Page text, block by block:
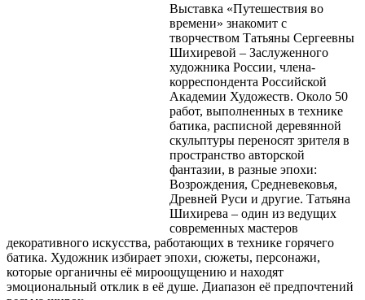
Выставка «Путешествия во
времени» знакомит с
творчеством Татьяны Сергеевны
Шихиревой – Заслуженного
художника России, члена-
корреспондента Российской
Академии Художеств. Около 50
работ, выполненных в технике
батика, расписной деревянной
скульптуры переносят зрителя в
пространство авторской
фантазии, в разные эпохи:
Возрождения, Средневековья,
Древней Руси и другие. Татьяна
Шихирева – один из ведущих
современных мастеров
декоративного искусства, работающих в технике горячего
батика. Художник избирает эпохи, сюжеты, персонажи,
которые органичны её мироощущению и находят
эмоциональный отклик в её душе. Диапазон её предпочтений